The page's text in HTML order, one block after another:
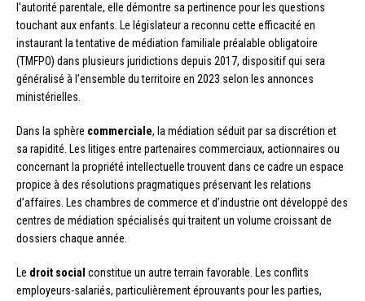
l’autorité parentale, elle démontre sa pertinence pour les questions
touchant aux enfants. Le législateur a reconnu cette efficacité en
instaurant la tentative de médiation familiale préalable obligatoire
(TMFPO) dans plusieurs juridictions depuis 2017, dispositif qui sera
généralisé à l’ensemble du territoire en 2023 selon les annonces
ministérielles.
Dans la sphère commerciale, la médiation séduit par sa discrétion et
sa rapidité. Les litiges entre partenaires commerciaux, actionnaires ou
concernant la propriété intellectuelle trouvent dans ce cadre un espace
propice à des résolutions pragmatiques préservant les relations
d’affaires. Les chambres de commerce et d’industrie ont développé des
centres de médiation spécialisés qui traitent un volume croissant de
dossiers chaque année.
Le droit social constitue un autre terrain favorable. Les conflits
employeurs-salariés, particulièrement éprouvants pour les parties,